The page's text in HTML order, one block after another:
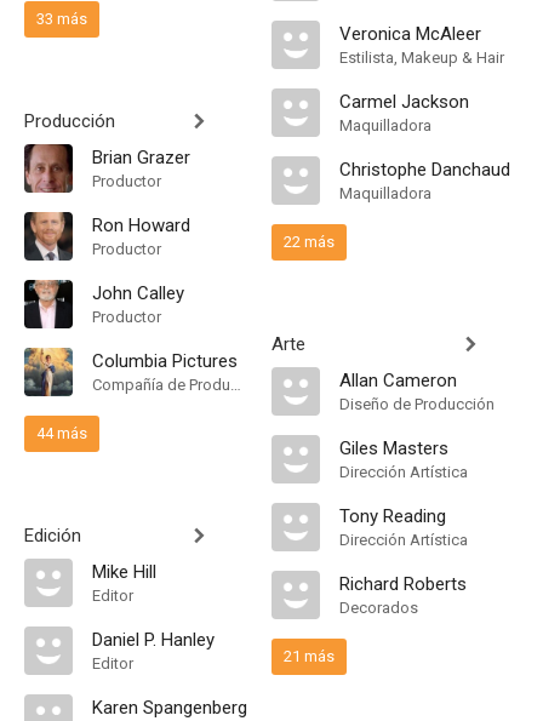
33 más
Producción
Brian Grazer
Productor
Ron Howard
Productor
John Calley
Productor
Columbia Pictures
Compañía de Produccion
44 más
Edición
Mike Hill
Editor
Daniel P. Hanley
Editor
Karen Spangenberg
Veronica McAleer
Estilista, Makeup & Hair
Carmel Jackson
Maquilladora
Christophe Danchaud
Maquilladora
22 más
Arte
Allan Cameron
Diseño de Producción
Giles Masters
Dirección Artística
Tony Reading
Dirección Artística
Richard Roberts
Decorados
21 más